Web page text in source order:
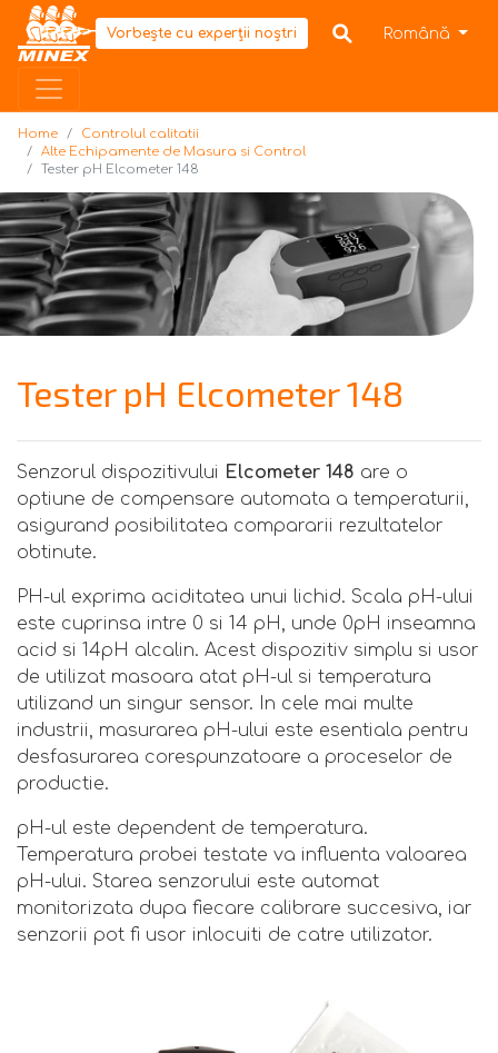
Home
Vorbește cu experții noștri Română
Home
Controlul calitatii
Alte Echipamente de Masura si Control
Tester pH Elcometer 148
Tester pH Elcometer 148
Senzorul dispozitivului Elcometer 148 are o
optiune de compensare automata a temperaturii,
asigurand posibilitatea compararii rezultatelor
obtinute.
PH-ul exprima aciditatea unui lichid. Scala pH-ului
este cuprinsa intre 0 si 14 pH, unde 0pH inseamna
acid si 14pH alcalin. Acest dispozitiv simplu si usor
de utilizat masoara atat pH-ul si temperatura
utilizand un singur sensor. In cele mai multe
industrii, masurarea pH-ului este esentiala pentru
desfasurarea corespunzatoare a proceselor de
productie.
pH-ul este dependent de temperatura.
Temperatura probei testate va influenta valoarea
pH-ului. Starea senzorului este automat
monitorizata dupa fiecare calibrare succesiva, iar
senzorii pot fi usor inlocuiti de catre utilizator.